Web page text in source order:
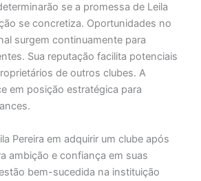
se a promessa de Leila
se concretiza. Oportunidades no
surgem continuamente para
Sua reputação facilita potenciais
de outros clubes. A
em posição estratégica para
Pereira em adquirir um clube após
ambição e confiança em suas
bem-sucedida na instituição